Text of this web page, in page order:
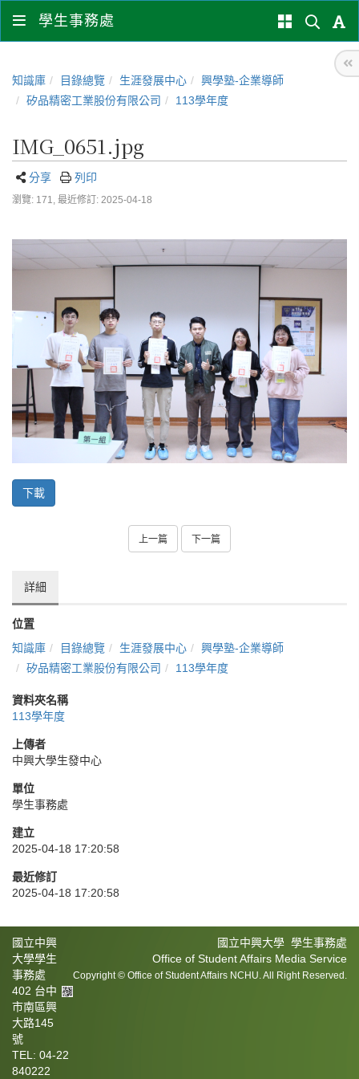
學生事務處
知識庫 目錄總覽 生涯發展中心
興學塾-企業導師
矽品精密工業股份有限公司
113學年度
IMG_0651.jpg
分享 列印
瀏覽: 171, 最近修訂: 2025-04-18
下載
上一篇 下一篇
詳細
位置
知識庫
目錄總覽 生涯發展中心
興學塾-企業導師
矽品精密工業股份有限公司
113學年度
資料夾名稱
113學年度
上傳者
中興大學生發中心
單位
學生事務處
建立
2025-04-18 17:20:58
最近修訂
2025-04-18 17:20:58
國立中興大學 學生事務處
Office of Student Affairs Media Service
Copyright © Office of Student Affairs NCHU. All Right Reserved.
國立中興
大學學生
事務處
402 台中
市南區興
大路145
號
TEL: 04-22
840222